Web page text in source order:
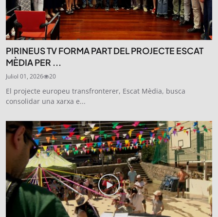
PIRINEUS TV FORMA PART DEL PROJECTE ESCAT
MÈDIA PER ...
Juliol 01, 2026 20
El projecte europeu transfronterer, Escat Mèdia, busca
consolidar una xarxa e...